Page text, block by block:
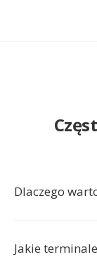
Dlaczego
Jakie